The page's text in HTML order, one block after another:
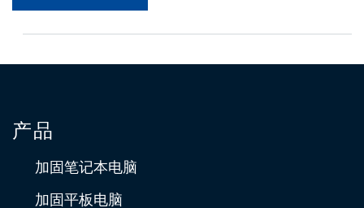
产品
加固笔记本电脑
加固平板电脑